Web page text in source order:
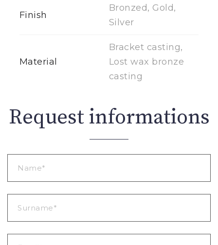
Finish
Bronzed, Gold,
Silver
Material
Bracket casting,
Lost wax bronze
casting
Request informations